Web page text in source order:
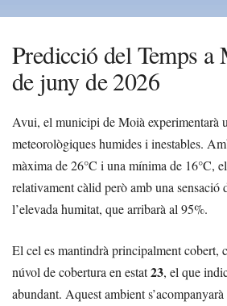
Predicció del Temps a
de juny de 2026
Avui, el municipi de Moià experimentarà
meteorològiques humides i inestables.
màxima de 26°C i una mínima de 16°C,
relativament càlid però amb una sensació
l’elevada humitat, que arribarà al 95%.
El cel es mantindrà principalment cobert,
núvol de cobertura en estat23, el que
abundant. Aquest ambient